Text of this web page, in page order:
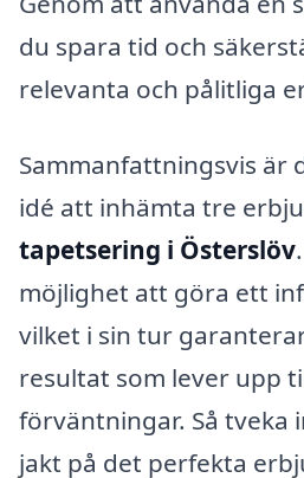
du spara tid och
relevanta och pålitliga
Sammanfattningsvis är
idé att inhämta tre
tapetsering i Österslöv
möjlighet att göra ett
vilket i sin tur
resultat som lever upp
förväntningar. Så
jakt på det perfekta